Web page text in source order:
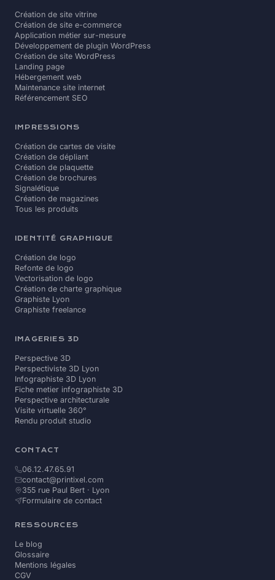
Création de site vitrine
Création de site e-commerce
Application métier sur-mesure
Développement de plugin WordPress
Création de site WordPress
Landing page
Hébergement web
Maintenance site internet
Référencement SEO
IMPRESSIONS
Création de cartes de visite
Création de dépliant
Création de plaquette
Création de brochures
Signalétique
Création de magazines
Tous les produits
IDENTITÉ GRAPHIQUE
Création de logo
Refonte de logo
Vectorisation de logo
Création de charte graphique
Graphiste Lyon
Graphiste freelance
IMAGERIES 3D
Perspective 3D
Perspectiviste 3D Lyon
Infographiste 3D Lyon
Fiche metier infographiste 3D
Perspective architecturale
Visite virtuelle 360°
Rendu produit studio
CONTACT
06.12.47.65.91
contact@printixel.com
355 rue Paul Bert · Lyon
Formulaire de contact
RESSOURCES
Le blog
Glossaire
Mentions légales
CGV